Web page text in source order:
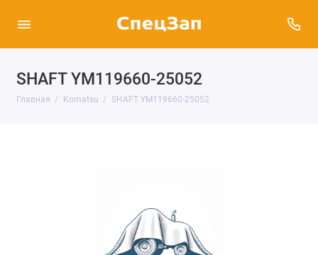
SHAFT YM119660-25052
Главная Komatsu SHAFT YM119660-25052